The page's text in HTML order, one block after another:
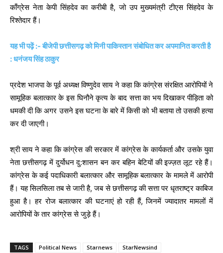
काँग्रेस नेता केपी सिंहदेव का करीबी है, जो उप मुख्यमंत्री टीएस सिंहदेव के
रिश्तेदार हैं।
यह भी पढ़ें :- बीजेपी छत्तीसगढ़ को मिनी पाकिस्तान संबोधित कर अपमानित करती है
: धनंजय सिंह ठाकुर
प्रदेश भाजपा के पूर्व अध्यक्ष विष्णुदेव साय ने कहा कि कांग्रेस संरक्षित आरोपियों ने
सामूहिक बलात्कार के इस घिनौने कृत्य के बाद सत्ता का भय दिखाकर पीड़िता को
धमकी दी कि अगर उसने इस घटना के बारे में किसी को भी बताया तो उसकी हत्या
कर दी जाएगी।
श्री साय ने कहा कि कांग्रेस की सरकार में कांग्रेस के कार्यकर्ता और उसके युवा
नेता छत्तीसगढ़ में दुर्योधन दु:शासन बन कर बहिन बेटियों की इज्ज़त लूट रहे हैं।
कांग्रेस के कई पदाधिकारी बलात्कार और सामूहिक बलात्कार के मामले में आरोपी
हैं। यह सिलसिला तब से जारी है, जब से छत्तीसगढ़ की सत्ता पर धृतराष्ट्र काबिज
हुआ है। हर रोज बलात्कार की घटनाएं हो रही हैं, जिनमें ज्यादातर मामलों में
आरोपियों के तार कांग्रेस से जुड़े हैं।
TAGS Political News Starnews
StarNewsind